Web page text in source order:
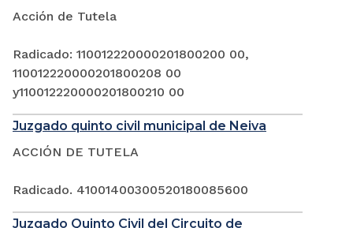
Acción de Tutela
Radicado: 110012220000201800200 00,
110012220000201800208 00
y110012220000201800210 00
Juzgado quinto civil municipal de Neiva
ACCIÓN DE TUTELA
Radicado. 41001400300520180085600
Juzgado Quinto Civil del Circuito de